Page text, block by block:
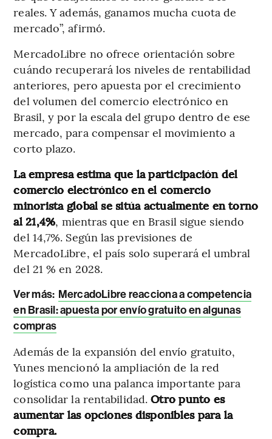
reales. Y además, ganamos mucha cuota de
mercado”, afirmó.
MercadoLibre no ofrece orientación sobre
cuándo recuperará los niveles de rentabilidad
anteriores, pero apuesta por el crecimiento
del volumen del comercio electrónico en
Brasil, y por la escala del grupo dentro de ese
mercado, para compensar el movimiento a
corto plazo.
La empresa estima que la participación del
comercio electrónico en el comercio
minorista global se sitúa actualmente en torno
al 21,4%, mientras que en Brasil sigue siendo
del 14,7%. Según las previsiones de
MercadoLibre, el país solo superará el umbral
del 21 % en 2028.
Ver más: MercadoLibre reacciona a competencia
en Brasil: apuesta por envío gratuito en algunas
compras
Además de la expansión del envío gratuito,
Yunes mencionó la ampliación de la red
logística como una palanca importante para
consolidar la rentabilidad.Otro punto es
aumentar las opciones disponibles para la
compra.